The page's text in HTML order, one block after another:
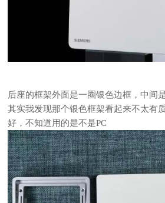
后座的框架外面是一圈银色边框，中间
其实我发现那个银色框架看起来不太有
好，不知道用的是不是PC